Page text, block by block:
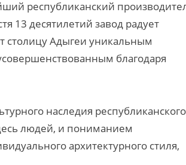
республиканский
13 десятилетий завод радует
столицу Адыгеи уникальным
благодаря
наследия республиканского
людей, и пониманием
архитектурного стиля,